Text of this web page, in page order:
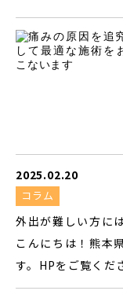
坐骨神経痛や五十
性・慢性問わず、
質や症状に合わせ
て受けていただけ
2025.02.20
コラム
外出が難しい方に
す！
こんにちは！熊本
す。HPをご覧くださ
奇穴や、さとう式